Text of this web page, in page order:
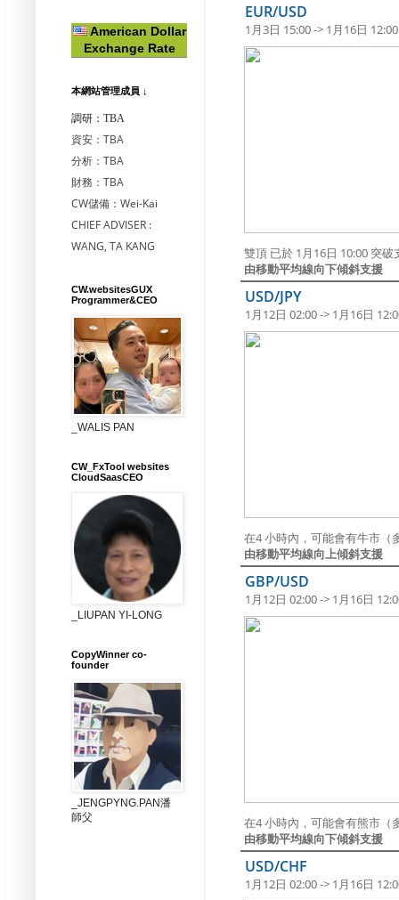
EUR/USD
1月3日 15:00 -> 1月16日 12:00
雙頂 已於 1月16日 10:00 突
由移動平均線向下傾斜支援
USD/JPY
1月12日 02:00 -> 1月16日
在4 小時內，可能會有牛市（
由移動平均線向上傾斜支援
GBP/USD
1月12日 02:00 -> 1月16日
在4 小時內，可能會有熊市（
由移動平均線向下傾斜支援
USD/CHF
1月12日 02:00 -> 1月16日
American Dollar
Exchange Rate
本網站管理成員 ↓
調研：TBA
資安：TBA
分析：TBA
財務：TBA
CW儲備：Wei-Kai
CHIEF ADVISER :
WANG, TA KANG
CW.websitesGUX
Programmer&CEO
_WALIS PAN
CW_FxTool websites
CloudSaasCEO
_LIUPAN YI-LONG
CopyWinner co-
founder
_JENGPYNG.PAN潘
師父